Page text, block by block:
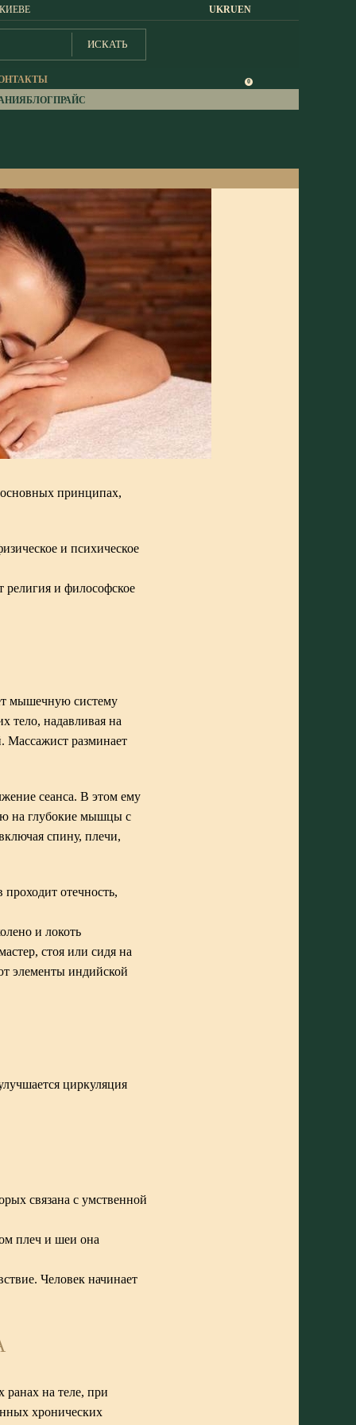
UKRUEN
ИСКАТЬ
0
БЛОГПРАЙС
основных принципах,
и психическое
религия и философское
мышечную систему
тело, надавливая на
Массажист разминает
сеанса. В этом ему
на глубокие мышцы с
спину, плечи,
отечность,
и локоть
стоя или сидя на
элементы индийской
циркуляция
связана с умственной
плеч и шеи она
Человек начинает
ранах на теле, при
хронических